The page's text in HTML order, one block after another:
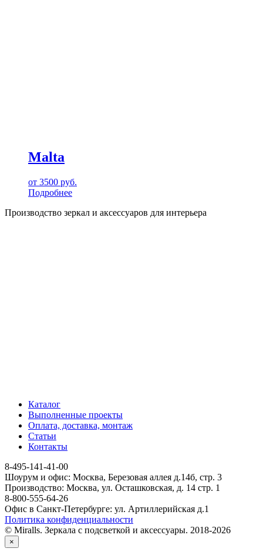
Malta
от 3500 руб.
Подробнее
Производство зеркал и аксессуаров для интерьера
Каталог
Выполненные проекты
Оплата, доставка, монтаж
Статьи
Контакты
8-495-141-41-00
Шоурум и офис: Москва, Березовая аллея д.14б, стр. 3
Производство: Москва, ул. Осташковская, д. 14 стр. 1
8-800-555-64-26
Офис в Санкт-Петербурге: ул. Артиллерийская д.1
Политика конфиденциальности
© Miralls. Зеркала с подсветкой и аксессуары. 2018-2026
×